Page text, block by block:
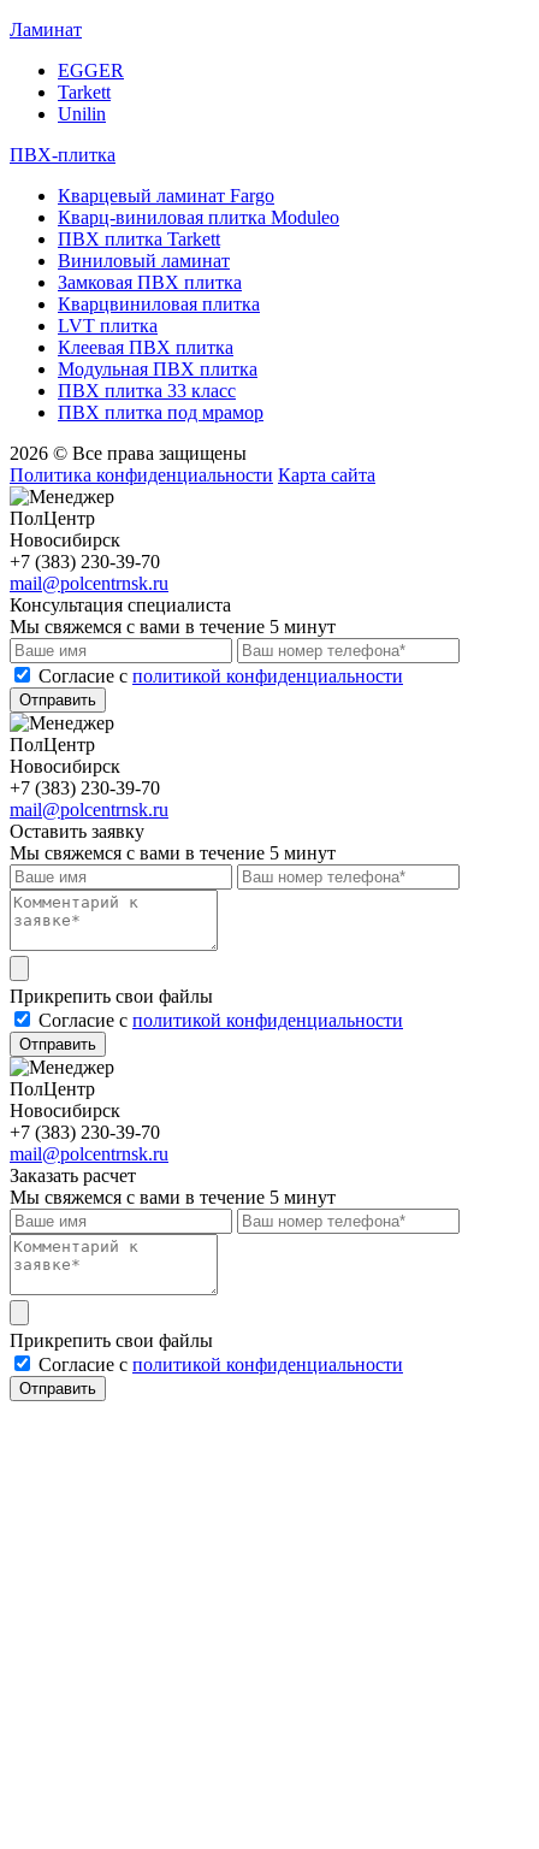
Ламинат
EGGER
Tarkett
Unilin
ПВХ-плитка
Кварцевый ламинат Fargo
Кварц-виниловая плитка Moduleo
ПВХ плитка Tarkett
Виниловый ламинат
Замковая ПВХ плитка
Кварцвиниловая плитка
LVT плитка
Клеевая ПВХ плитка
Модульная ПВХ плитка
ПВХ плитка 33 класс
ПВХ плитка под мрамор
2026 © Все права защищены
Политика конфиденциальности Карта сайта
ПолЦентр
Новосибирск
+7 (383) 230-39-70
mail@polcentrnsk.ru
Консультация специалиста
Мы свяжемся с вами в течение 5 минут
Cогласие с политикой конфиденциальности
Отправить
ПолЦентр
Новосибирск
+7 (383) 230-39-70
mail@polcentrnsk.ru
Оставить заявку
Мы свяжемся с вами в течение 5 минут
Прикрепить свои файлы
Cогласие с политикой конфиденциальности
Отправить
ПолЦентр
Новосибирск
+7 (383) 230-39-70
mail@polcentrnsk.ru
Заказать расчет
Мы свяжемся с вами в течение 5 минут
Прикрепить свои файлы
Cогласие с политикой конфиденциальности
Отправить